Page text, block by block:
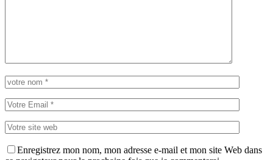
Enregistrez mon nom, mon adresse e-mail et mon site Web dans